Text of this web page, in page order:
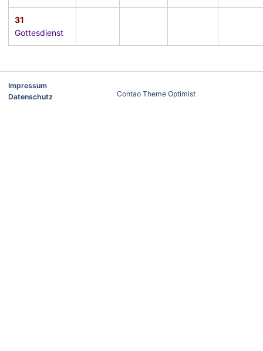
31
Gottesdienst
Impressum
Datenschutz
Contao Theme Optimist